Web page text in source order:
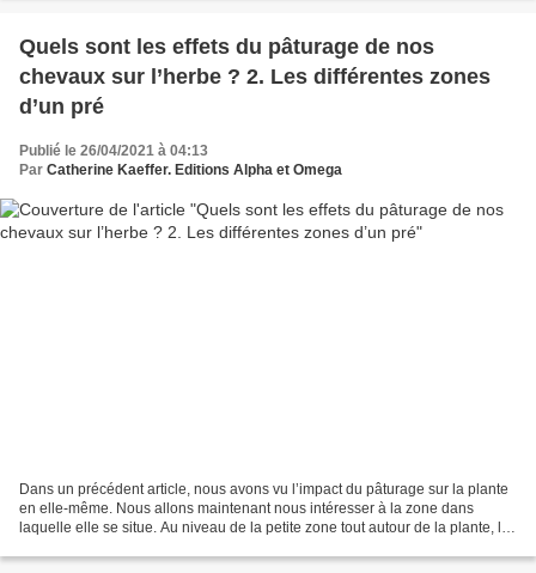
Quels sont les effets du pâturage de nos
chevaux sur l’herbe ? 2. Les différentes zones
d’un pré
Publié le 26/04/2021 à 04:13
Par Catherine Kaeffer. Editions Alpha et Omega
Dans un précédent article, nous avons vu l’impact du pâturage sur la plante
en elle-même. Nous allons maintenant nous intéresser à la zone dans
laquelle elle se situe. Au niveau de la petite zone tout autour de la plante, les